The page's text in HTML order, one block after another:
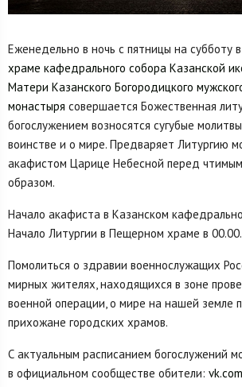
Еженедельно в ночь с пятницы на субботу в
храме кафедрального собора Казанской
Матери Казанского Богородицкого
монастыря совершается Божественная
богослужением возносятся сугубые
воинстве и о мире. Предваряет Литургию
акафистом Царице Небесной перед
образом.
Начало акафиста в Казанском
Начало Литургии в Пещерном храме в 00.00.
Помолиться о здравии военнослужащих
мирных жителях, находящихся в зоне
военной операции, о мире на нашей земле
прихожане городских храмов.
С актуальным расписанием богослужений
в официальном сообществе обители: